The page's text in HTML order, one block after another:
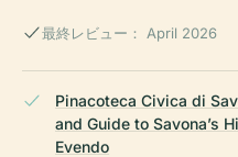
最終レビュー： April 2026
Pinacoteca Civica di
and Guide to Savona’s
Evendo